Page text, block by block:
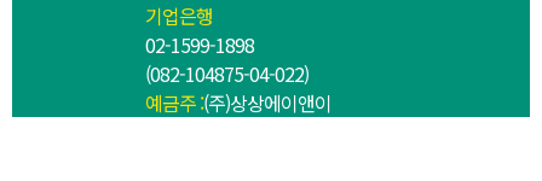
기업은행
02-1599-1898
(082-104875-04-022)
예금주 :(주)상상에이앤이